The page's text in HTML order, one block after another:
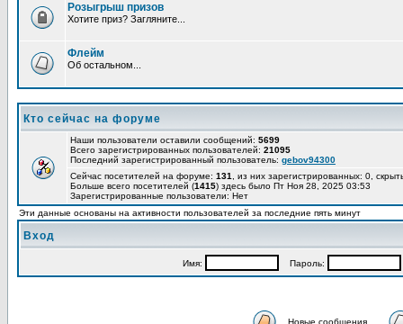
Розыгрыш призов
Хотите приз? Загляните...
Флейм
Об остальном...
Кто сейчас на форуме
Наши пользователи оставили сообщений: 5699
Всего зарегистрированных пользователей: 21095
Последний зарегистрированный пользователь: gebov94300
Сейчас посетителей на форуме: 131
, из них зарегистрированных: 0,
Больше всего посетителей (1415) здесь было Пт Ноя 28, 2025 03:53
Зарегистрированные пользователи: Нет
Эти данные основаны на активности пользователей за последние пять минут
Вход
Имя: Пароль:
Новые сообщения